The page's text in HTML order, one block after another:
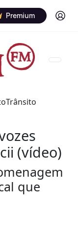
Premium Log in
Trânsito
(vídeo)
que